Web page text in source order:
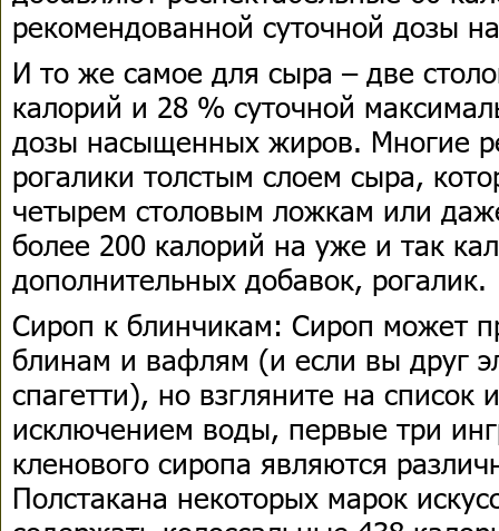
рекомендованной суточной дозы
И то же самое для сыра – две
калорий и 28 % суточной
дозы насыщенных жиров. Многие
рогалики толстым слоем сыра,
четырем столовым ложкам или
более 200 калорий на уже и так
дополнительных добавок, рогалик.
Сироп к блинчикам: Сироп может
блинам и вафлям (и если вы друг
спагетти), но взгляните на список
исключением воды, первые три
кленового сиропа являются
Полстакана некоторых марок